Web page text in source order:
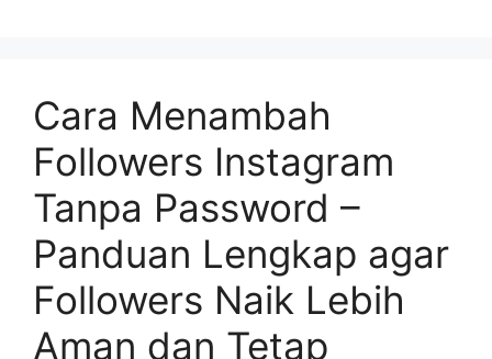
Cara Menambah
Followers Instagram
Tanpa Password –
Panduan Lengkap agar
Followers Naik Lebih
Aman dan Tetap